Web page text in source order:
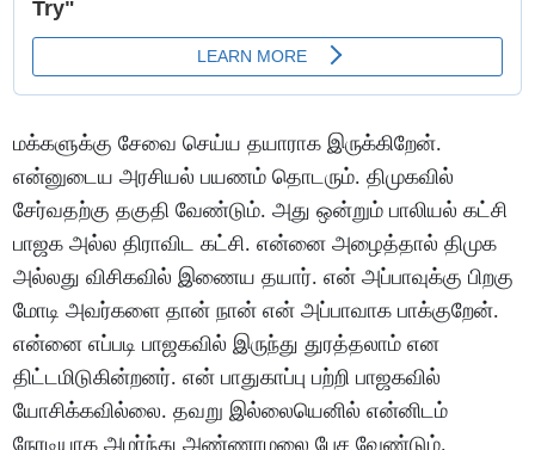
மக்களுக்கு சேவை செய்ய தயாராக இருக்கிறேன்.
என்னுடைய அரசியல் பயணம் தொடரும். திமுகவில்
சேர்வதற்கு தகுதி வேண்டும். அது ஒன்றும் பாலியல் கட்சி
பாஜக அல்ல திராவிட கட்சி. என்னை அழைத்தால் திமுக
அல்லது விசிகவில் இணைய தயார். என் அப்பாவுக்கு பிறகு
மோடி அவர்களை தான் நான் என் அப்பாவாக பாக்குறேன்.
என்னை எப்படி பாஜகவில் இருந்து துரத்தலாம் என
திட்டமிடுகின்றனர். என் பாதுகாப்பு பற்றி பாஜகவில்
யோசிக்கவில்லை. தவறு இல்லையெனில் என்னிடம்
நேரடியாக அமர்ந்து அண்ணாமலை பேச வேண்டும்.